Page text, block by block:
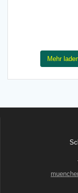
Mehr